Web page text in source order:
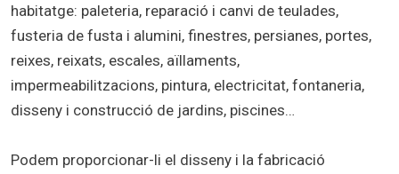
habitatge: paleteria, reparació i canvi de teulades,
fusteria de fusta i alumini, finestres, persianes, portes,
reixes, reixats, escales, aïllaments,
impermeabilitzacions, pintura, electricitat, fontaneria,
disseny i construcció de jardins, piscines…
Podem proporcionar-li el disseny i la fabricació